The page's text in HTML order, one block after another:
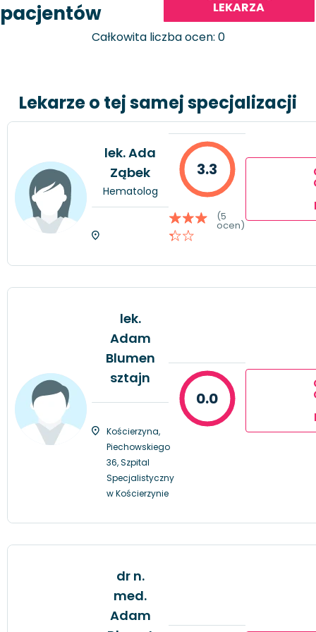
pacjentów
LEKARZA
Całkowita liczba ocen: 0
Lekarze o tej samej specjalizacji
lek. Ada
Ząbek
Hematolog
3.3
(5
ocen)
lek.
Adam
Blumen
sztajn
Kościerzyna,
Piechowskiego
36, Szpital
Specjalistyczny
w Kościerzynie
0.0
dr n.
med.
Adam